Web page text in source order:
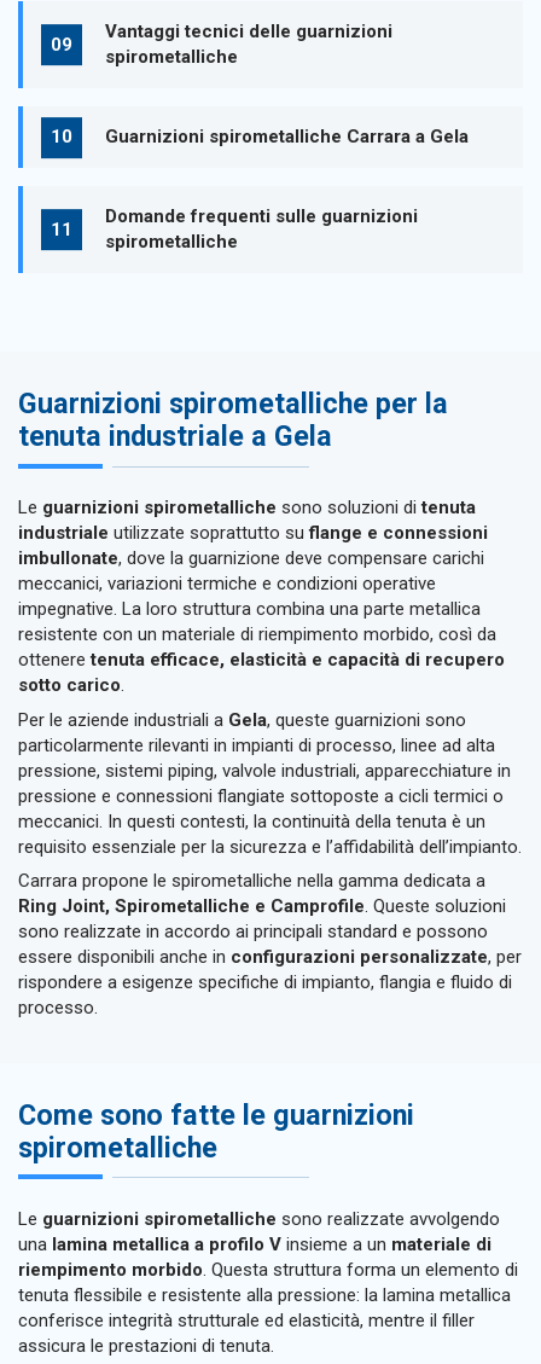
Vantaggi tecnici delle guarnizioni
spirometalliche
Guarnizioni spirometalliche Carrara a Gela
Domande frequenti sulle guarnizioni
spirometalliche
Guarnizioni spirometalliche per la
tenuta industriale a Gela
Le guarnizioni spirometalliche sono soluzioni ditenuta
industriale utilizzate soprattutto suflange e connessioni
imbullonate, dove la guarnizione deve compensare carichi
meccanici, variazioni termiche e condizioni operative
impegnative. La loro struttura combina una parte metallica
resistente con un materiale di riempimento morbido, così da
otteneretenuta efficace, elasticità e capacità di recupero
sotto carico.
Per le aziende industriali a Gela, queste guarnizioni sono
particolarmente rilevanti in impianti di processo, linee ad alta
pressione, sistemi piping, valvole industriali, apparecchiature in
pressione e connessioni flangiate sottoposte a cicli termici o
meccanici. In questi contesti, la continuità della tenuta è un
requisito essenziale per la sicurezza e l’affidabilità dell’impianto.
Carrara propone le spirometalliche nella gamma dedicata a
Ring Joint, Spirometalliche e Camprofile. Queste soluzioni
sono realizzate in accordo ai principali standard e possono
essere disponibili anche in configurazioni personalizzate, per
rispondere a esigenze specifiche di impianto, flangia e fluido di
processo.
Come sono fatte le guarnizioni
spirometalliche
Le guarnizioni spirometalliche sono realizzate avvolgendo
una lamina metallica a profilo V insieme a un materiale di
riempimento morbido. Questa struttura forma un elemento di
tenuta flessibile e resistente alla pressione: la lamina metallica
conferisce integrità strutturale ed elasticità, mentre il filler
assicura le prestazioni di tenuta.